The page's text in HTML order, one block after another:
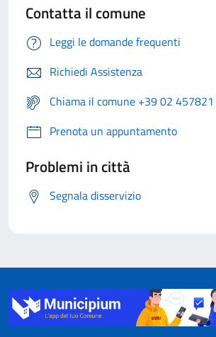
Contatta il comune
Leggi le domande frequenti
Richiedi Assistenza
Chiama il comune +39 02 457821
Prenota un appuntamento
Problemi in città
Segnala disservizio